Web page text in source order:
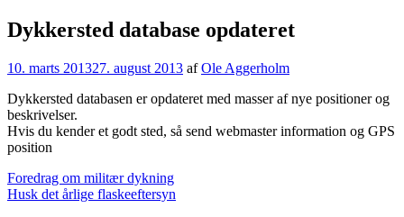
Dykkersted database opdateret
10. marts 201327. august 2013 afOle Aggerholm
Dykkersted databasen er opdateret med masser af nye positioner og
beskrivelser.
Hvis du kender et godt sted, så send webmaster information og GPS
position
Indlægsnavigation
Foredrag om militær dykning
Husk det årlige flaskeeftersyn